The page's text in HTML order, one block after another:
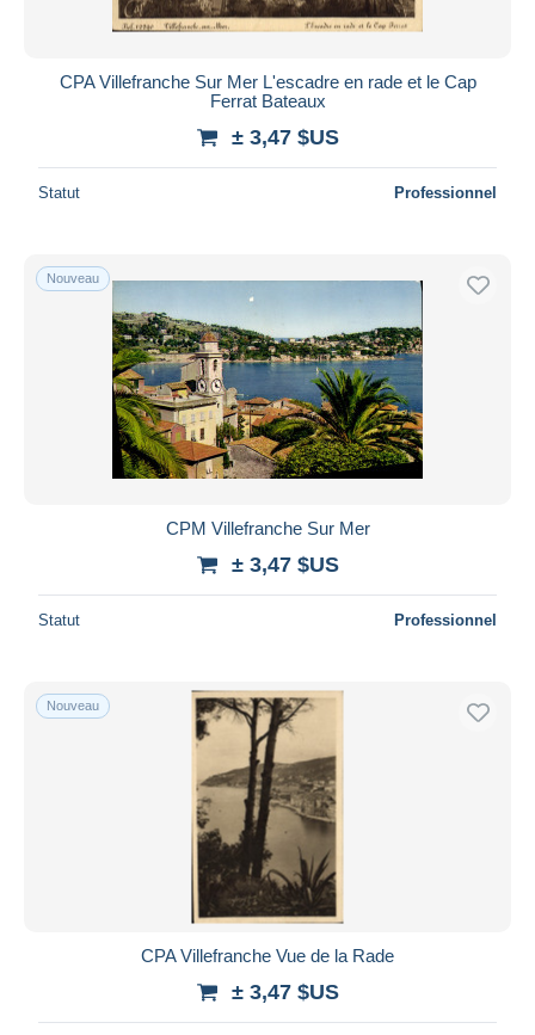
CPA Villefranche Sur Mer L'escadre en rade et le Cap
Ferrat Bateaux
± 3,47 $US
Statut Professionnel
Nouveau
CPM Villefranche Sur Mer
± 3,47 $US
Statut Professionnel
Nouveau
CPA Villefranche Vue de la Rade
± 3,47 $US